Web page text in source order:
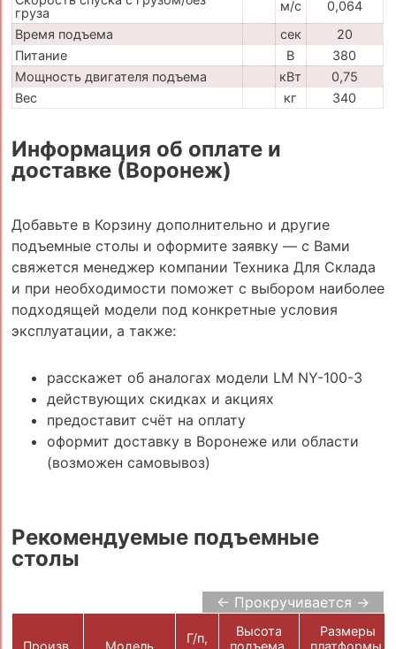
груза
м/с
0,064
Время подъема
сек
20
Питание
В
380
Мощность двигателя подъема
кВт
0,75
Вес
кг 340
Информация об оплате и
доставке (Воронеж)
Добавьте в Корзину дополнительно и другие
подъемные столы и оформите заявку — с Вами
свяжется менеджер компании Техника Для Склада
и при необходимости поможет с выбором наиболее
подходящей модели под конкретные условия
эксплуатации, а также:
расскажет об аналогах модели LM NY-100-3
действующих скидках и акциях
предоставит счёт на оплату
оформит доставку в Воронеже или области
(возможен самовывоз)
Рекомендуемые подъемные
столы
← Прокручивается →
Г/п,
Высота
Размеры